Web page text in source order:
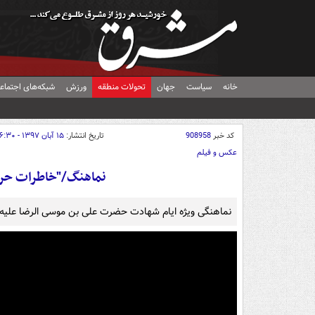
خانه سیاست جهان تحولات منطقه ورزش شبکه‌های
کد خبر908958 تاریخ انتشار: ۱۵ آبان ۱۳۹۷ - ۱۶:۳۰
عکس و فیلم
نماهنگ/"خاطرات
نماهنگی ویژه ایام شهادت حضرت علی بن موسی الرضا